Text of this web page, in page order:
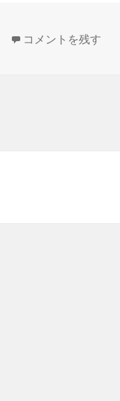
カラフルパソコン に
コメントを残す